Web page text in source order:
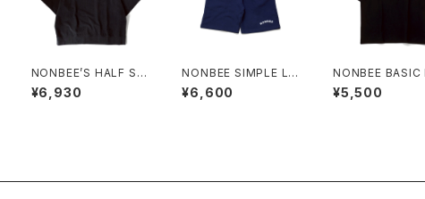
NONBEE’S HALF SL
EEVE “SWEATee” pi
gment-black
¥6,930
NONBEE SIMPLE LO
GO SWEAT SHORTS
navy
¥6,600
NONBEE BASIC
O TEE black/
¥5,500